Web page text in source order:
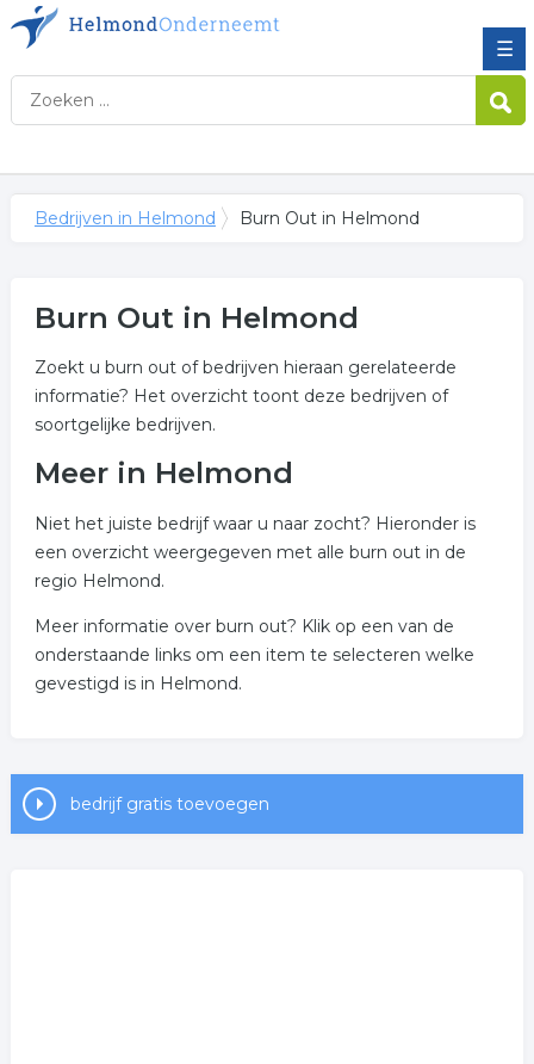
☰
Bedrijven in Helmond Burn Out in Helmond
Burn Out in Helmond
Zoekt u burn out of bedrijven hieraan gerelateerde
informatie? Het overzicht toont deze bedrijven of
soortgelijke bedrijven.
Meer in Helmond
Niet het juiste bedrijf waar u naar zocht? Hieronder is
een overzicht weergegeven met alle burn out in de
regio Helmond.
Meer informatie over burn out? Klik op een van de
onderstaande links om een item te selecteren welke
gevestigd is in Helmond.
bedrijf gratis toevoegen